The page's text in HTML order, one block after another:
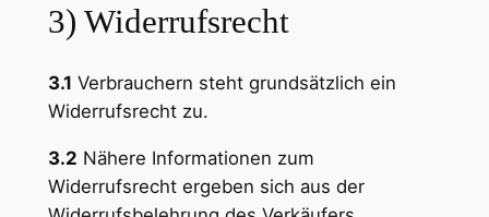
3) Widerrufsrecht
3.1 Verbrauchern steht grundsätzlich ein
Widerrufsrecht zu.
3.2 Nähere Informationen zum
Widerrufsrecht ergeben sich aus der